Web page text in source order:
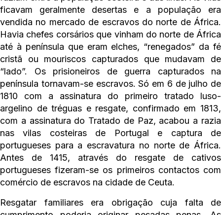
ficavam geralmente desertas e a população era
vendida no mercado de escravos do norte de África.
Havia chefes corsários que vinham do norte de África
até à península que eram elches, “renegados” da fé
cristã ou mouriscos capturados que mudavam de
“lado”. Os prisioneiros de guerra capturados na
península tornavam-se escravos. Só em 6 de julho de
1810 com a assinatura do primeiro tratado luso-
argelino de tréguas e resgate, confirmado em 1813,
com a assinatura do Tratado de Paz, acabou a razia
nas vilas costeiras de Portugal e captura de
portugueses para a escravatura no norte de África.
Antes de 1415, através do resgate de cativos
portugueses fizeram-se os primeiros contactos com
comércio de escravos na cidade de Ceuta.
Resgatar familiares era obrigação cuja falta de